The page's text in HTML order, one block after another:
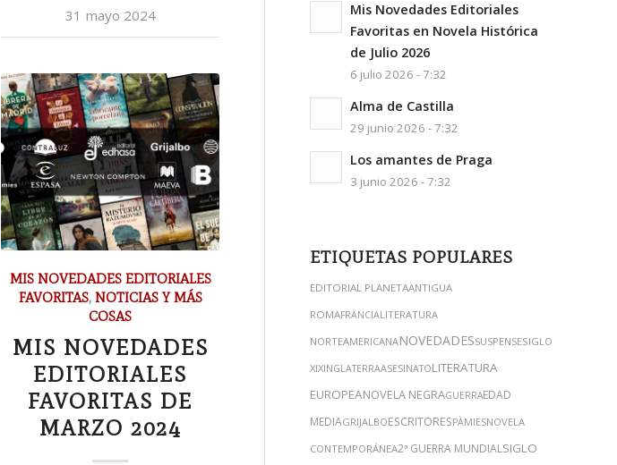
31 mayo 2024
MIS NOVEDADES EDITORIALES
FAVORITAS, NOTICIAS Y MÁS
COSAS
MIS NOVEDADES
EDITORIALES
FAVORITAS DE
MARZO 2024
Mis Novedades Editoriales
Favoritas en Novela Histórica
de Julio 2026
6 julio 2026 - 7:32
Alma de Castilla
29 junio 2026 - 7:32
Los amantes de Praga
3 junio 2026 - 7:32
ETIQUETAS POPULARES
EDITORIAL PLANETAANTIGUA
ROMAFRANCIALITERATURA
NORTEAMERICANANOVEDADESSUSPENSESIGLO
XIXINGLATERRAASESINATOLITERATURA
EUROPEANOVELA NEGRAGUERRAEDAD
MEDIAGRIJALBOESCRITORESPÀMIESNOVELA
CONTEMPORÁNEA2ª GUERRA MUNDIALSIGLO